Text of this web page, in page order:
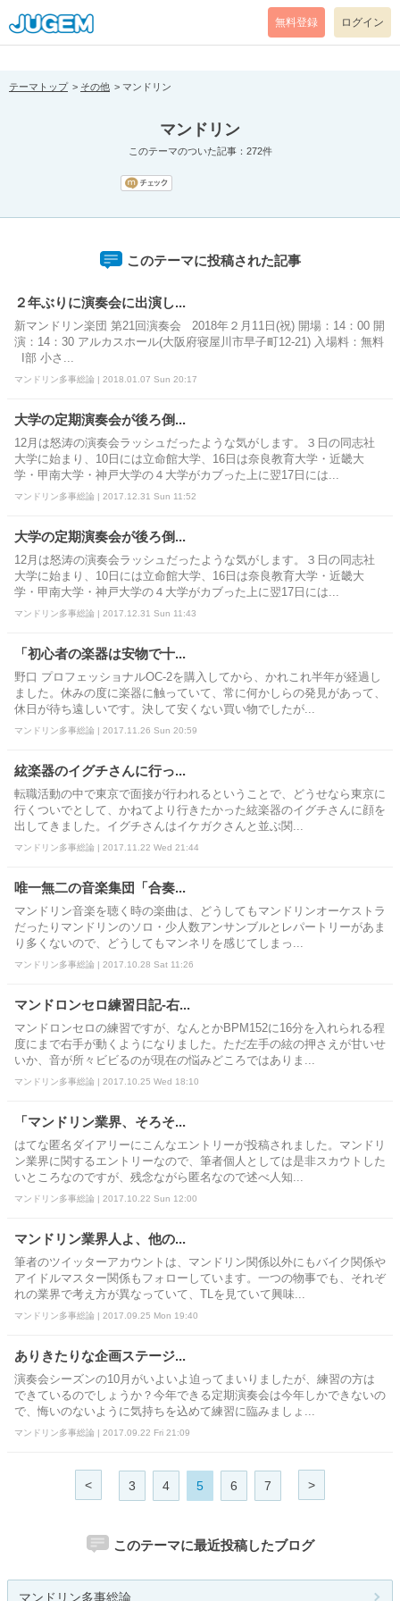
[pear_error: message="Success" code=0 mode=return level=notice
prefix="" info=""]
無料登録 ログイン
テーマトップ その他 マンドリン
マンドリン
このテーマのついた記事：272件
このテーマに投稿された記事
２年ぶりに演奏会に出演し...
新マンドリン楽団 第21回演奏会 2018年２月11日(祝) 開場：14：00 開
演：14：30 アルカスホール(大阪府寝屋川市早子町12-21) 入場料：無料
I部 小さ...
マンドリン多事総論 | 2018.01.07 Sun 20:17
大学の定期演奏会が後ろ倒...
12月は怒涛の演奏会ラッシュだったような気がします。３日の同志社
大学に始まり、10日には立命館大学、16日は奈良教育大学・近畿大
学・甲南大学・神戸大学の４大学がカブった上に翌17日には...
マンドリン多事総論 | 2017.12.31 Sun 11:52
大学の定期演奏会が後ろ倒...
12月は怒涛の演奏会ラッシュだったような気がします。３日の同志社
大学に始まり、10日には立命館大学、16日は奈良教育大学・近畿大
学・甲南大学・神戸大学の４大学がカブった上に翌17日には...
マンドリン多事総論 | 2017.12.31 Sun 11:43
「初心者の楽器は安物で十...
野口 プロフェッショナルOC-2を購入してから、かれこれ半年が経過し
ました。休みの度に楽器に触っていて、常に何かしらの発見があって、
休日が待ち遠しいです。決して安くない買い物でしたが...
マンドリン多事総論 | 2017.11.26 Sun 20:59
絃楽器のイグチさんに行っ...
転職活動の中で東京で面接が行われるということで、どうせなら東京に
行くついでとして、かねてより行きたかった絃楽器のイグチさんに顔を
出してきました。イグチさんはイケガクさんと並ぶ関...
マンドリン多事総論 | 2017.11.22 Wed 21:44
唯一無二の音楽集団「合奏...
マンドリン音楽を聴く時の楽曲は、どうしてもマンドリンオーケストラ
だったりマンドリンのソロ・少人数アンサンブルとレパートリーがあま
り多くないので、どうしてもマンネリを感じてしまっ...
マンドリン多事総論 | 2017.10.28 Sat 11:26
マンドロンセロ練習日記-右...
マンドロンセロの練習ですが、なんとかBPM152に16分を入れられる程
度にまで右手が動くようになりました。ただ左手の絃の押さえが甘いせ
いか、音が所々ビビるのが現在の悩みどころではありま...
マンドリン多事総論 | 2017.10.25 Wed 18:10
「マンドリン業界、そろそ...
はてな匿名ダイアリーにこんなエントリーが投稿されました。マンドリ
ン業界に関するエントリーなので、筆者個人としては是非スカウトした
いところなのですが、残念ながら匿名なので述べ人知...
マンドリン多事総論 | 2017.10.22 Sun 12:00
マンドリン業界人よ、他の...
筆者のツイッターアカウントは、マンドリン関係以外にもバイク関係や
アイドルマスター関係もフォローしています。一つの物事でも、それぞ
れの業界で考え方が異なっていて、TLを見ていて興味...
マンドリン多事総論 | 2017.09.25 Mon 19:40
ありきたりな企画ステージ...
演奏会シーズンの10月がいよいよ迫ってまいりましたが、練習の方は
できているのでしょうか？今年できる定期演奏会は今年しかできないの
で、悔いのないように気持ちを込めて練習に臨みましょ...
マンドリン多事総論 | 2017.09.22 Fri 21:09
< 3 4 5 6 7 >
このテーマに最近投稿したブログ
マンドリン多事総論